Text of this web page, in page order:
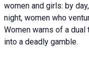
women and girls: by
night, women who
Women warns of a
into a deadly gamble.